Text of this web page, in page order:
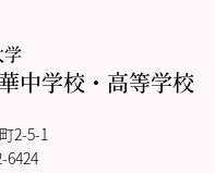
中学校・高等学校
2-5-1
6424